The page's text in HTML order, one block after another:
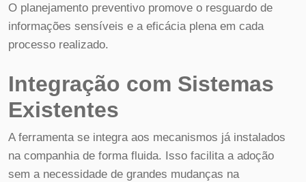
O planejamento preventivo promove o resguardo de
informações sensíveis e a eficácia plena em cada
processo realizado.
Integração com Sistemas
Existentes
A ferramenta se integra aos mecanismos já instalados
na companhia de forma fluida. Isso facilita a adoção
sem a necessidade de grandes mudanças na